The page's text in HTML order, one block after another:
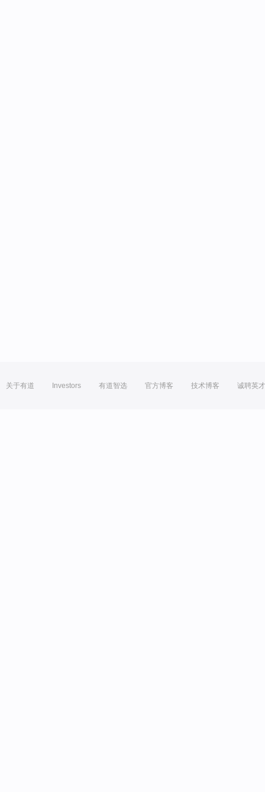
关于有道 Investors 有道智选 官方博客 技术博客 诚聘英才